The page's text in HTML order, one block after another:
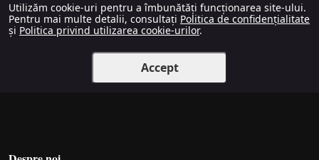
Utilizăm cookie-uri pentru a îmbunătăți funcționarea site-ului.
Pentru mai multe detalii, consultați Politica de confidențialitate
și Politica privind utilizarea cookie-urilor.
Accept